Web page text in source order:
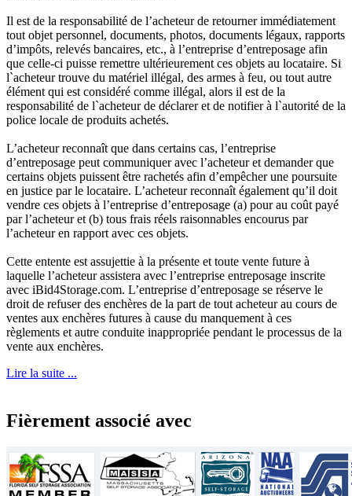
Il est de la responsabilité de l’acheteur de retourner immédiatement
tout objet personnel, documents, photos, documents légaux, rapports
d’impôts, relevés bancaires, etc., à l’entreprise d’entreposage afin
que celle-ci puisse remettre ultérieurement ces objets au locataire. Si
l`acheteur trouve du matériel illégal, des armes à feu, ou tout autre
élément qui est considéré comme illégal, alors il est de la
responsabilité de l`acheteur de déclarer et de notifier à l`autorité de la
police locale de produits achetés.
L’acheteur reconnaît que dans certains cas, l’entreprise
d’entreposage peut communiquer avec l’acheteur et demander que
certains objets puissent être rachetés afin d’empêcher une poursuite
en justice par le locataire. L’acheteur reconnaît également qu’il doit
vendre ces objets à l’entreprise d’entreposage (a) pour au coût payé
par l’acheteur et (b) tous frais réels raisonnables encourus par
l’acheteur en rapport avec ces objets.
Cette entente est assujettie à la présente et toute vente future à
laquelle l’acheteur assistera avec l’entreprise entreposage inscrite
avec iBid4Storage.com. L’entreprise d’entreposage se réserve le
droit de refuser des enchères de la part de tout acheteur au cours de
ventes aux enchères futures à cause du manquement à ces
règlements et autre conduite inappropriée pendant le processus de la
vente aux enchères.
Lire la suite ...
Fièrement associé avec